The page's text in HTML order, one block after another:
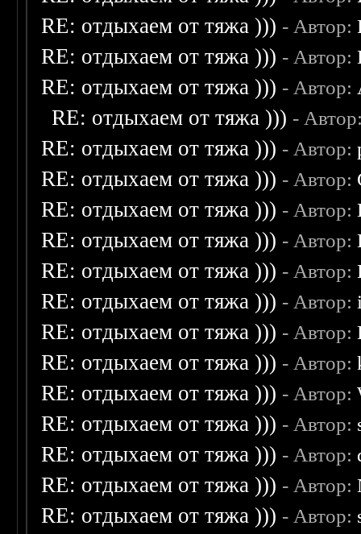
RE: отдыхаем от тяжа ))) - Автор:
RE: отдыхаем от тяжа ))) - Автор:
RE: отдыхаем от тяжа ))) - Автор:
RE: отдыхаем от тяжа ))) -
RE: отдыхаем от тяжа ))) - Автор:
RE: отдыхаем от тяжа ))) - Автор:
RE: отдыхаем от тяжа ))) - Автор:
RE: отдыхаем от тяжа ))) - Автор:
RE: отдыхаем от тяжа ))) - Автор:
RE: отдыхаем от тяжа ))) - Автор:
RE: отдыхаем от тяжа ))) - Автор:
RE: отдыхаем от тяжа ))) - Автор:
RE: отдыхаем от тяжа ))) - Автор:
RE: отдыхаем от тяжа ))) - Автор:
RE: отдыхаем от тяжа ))) - Автор:
RE: отдыхаем от тяжа ))) - Автор:
RE: отдыхаем от тяжа ))) - Автор: